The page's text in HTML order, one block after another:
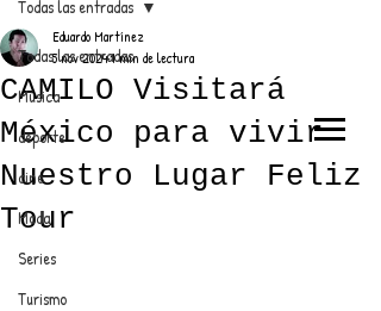
EL TRENDY TOP
CON EDDY MARTINEZ
Todas las entradas
Música
deporte
cine
Moda
Series
Turismo
Todas las entradas
CAMILO Visitará
México para vivir
Nuestro Lugar Feliz
Tour
Eduardo Martínez
5 nov 20241 min de lectura